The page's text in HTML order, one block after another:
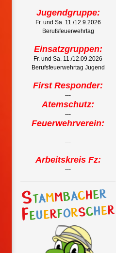
Jugendgruppe:
Fr. und Sa. 11./12.9.2026
Berufsfeuerwehrtag
Einsatzgruppen:
Fr. und Sa. 11./12.09.2026
Berufsfeuerwehrtag Jugend
First Responder:
---
Atemschutz:
---
Feuerwehrverein:
---
Arbeitskreis Fz:
---